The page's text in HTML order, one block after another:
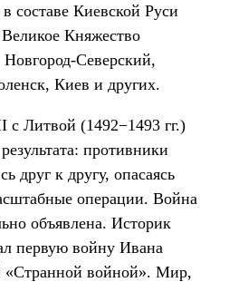
составе Киевской Руси
Княжество
Северский,
Киев и других.
с Литвой (1492−1493 гг.)
противники
друг к другу, опасаясь
операции. Война
объявлена. Историк
первую войну Ивана
«Странной войной». Мир,